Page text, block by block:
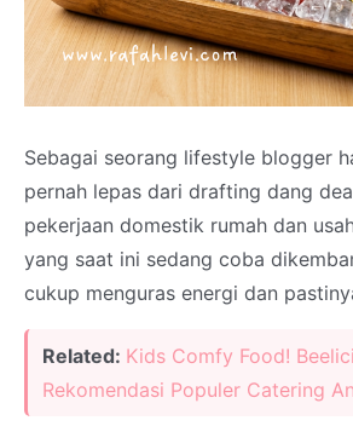
Sebagai seorang lifestyle blogger
pernah lepas dari drafting dang
pekerjaan domestik rumah dan
yang saat ini sedang coba
cukup menguras energi dan
Related: Kids Comfy Food!
Rekomendasi Populer Catering